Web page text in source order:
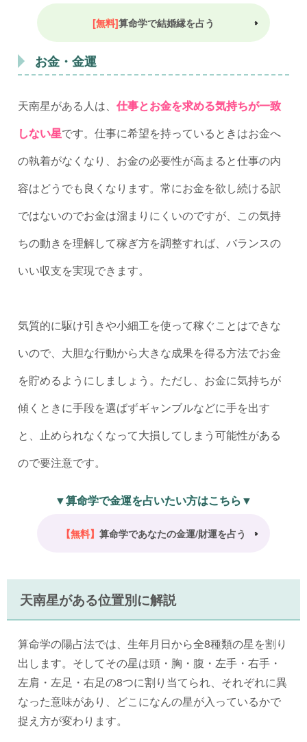
[無料]算命学で結婚縁を占う
お金・金運
天南星がある人は、 仕事とお金を求める気持ちが一致
しない星です。仕事に希望を持っているときはお金へ
の執着がなくなり、お金の必要性が高まると仕事の内
容はどうでも良くなります。常にお金を欲し続ける訳
ではないのでお金は溜まりにくいのですが、この気持
ちの動きを理解して稼ぎ方を調整すれば、バランスの
いい収支を実現できます。
気質的に駆け引きや小細工を使って稼ぐことはできな
いので、大胆な行動から大きな成果を得る方法でお金
を貯めるようにしましょう。ただし、お金に気持ちが
傾くときに手段を選ばずギャンブルなどに手を出す
と、止められなくなって大損してしまう可能性がある
ので要注意です。
▼算命学で金運を占いたい方はこちら▼
【無料】 算命学であなたの金運/財運を占う
天南星がある位置別に解説
算命学の陽占法では、生年月日から全8種類の星を割り
出します。そしてその星は頭・胸・腹・左手・右手・
左肩・左足・右足の8つに割り当てられ、それぞれに異
なった意味があり、どこになんの星が入っているかで
捉え方が変わります。